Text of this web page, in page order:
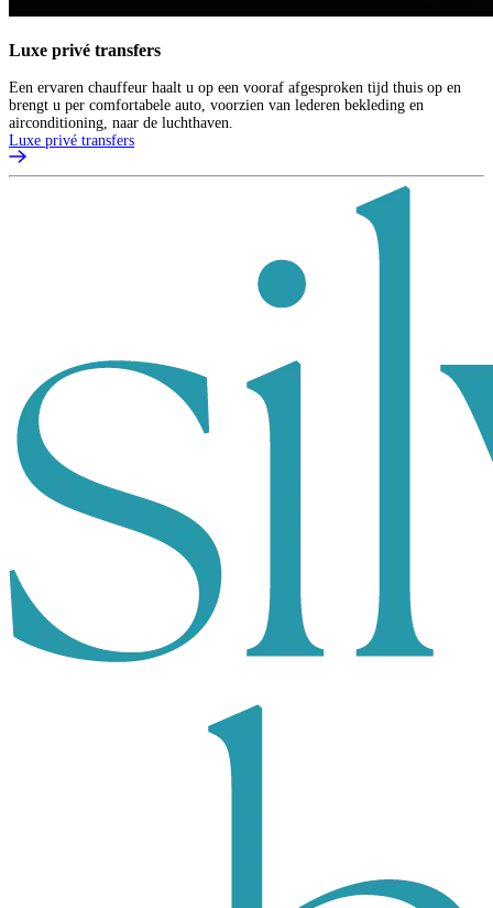
Luxe privé transfers
Een ervaren chauffeur haalt u op een vooraf afgesproken tijd thuis op en
brengt u per comfortabele auto, voorzien van lederen bekleding en
airconditioning, naar de luchthaven.
Luxe privé transfers